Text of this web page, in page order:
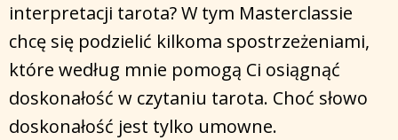
interpretacji tarota? W tym Masterclassie
chcę się podzielić kilkoma spostrzeżeniami,
które według mnie pomogą Ci osiągnąć
doskonałość w czytaniu tarota. Choć słowo
doskonałość jest tylko umowne.